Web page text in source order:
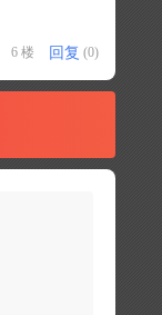
6 楼 回复 (0)